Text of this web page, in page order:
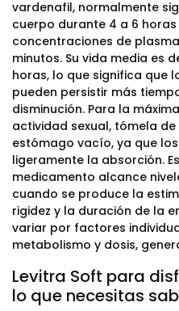
vardenafil, normalmente
cuerpo durante 4 a 6
concentraciones de
minutos. Su vida media es
horas, lo que significa que
pueden persistir más
disminución. Para la
actividad sexual, tómela
estómago vacío, ya que
ligeramente la absorción.
medicamento alcance
cuando se produce la
rigidez y la duración de la
variar por factores
metabolismo y dosis,
Levitra Soft para
lo que necesitas